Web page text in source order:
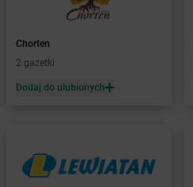
Barcin
Żabka Bardo
Żabka Barlinek
Żabka Barniewice
Żabka
Barwałd Średni
Żabka Barwice
Chorten
2 gazetki
Dodaj do ulubionych